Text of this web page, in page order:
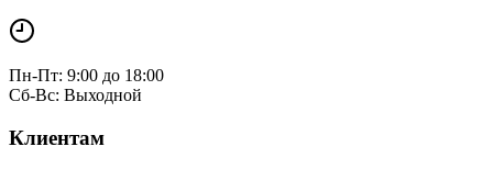
Пн-Пт: 9:00 до 18:00
Сб-Вс: Выходной
Клиентам